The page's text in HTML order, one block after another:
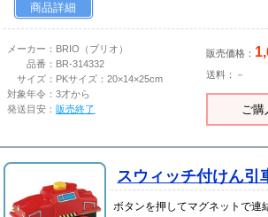
商品詳細
メーカー： BRIO（ブリオ）
品番： BR-314332
サイズ： PKサイズ：20×14×25cm
対象年令：3才から
発送目安： 販売終了
販売価格：
送料：－
ご
スウィッチ付けん引
ボタンを押してマグネットで連